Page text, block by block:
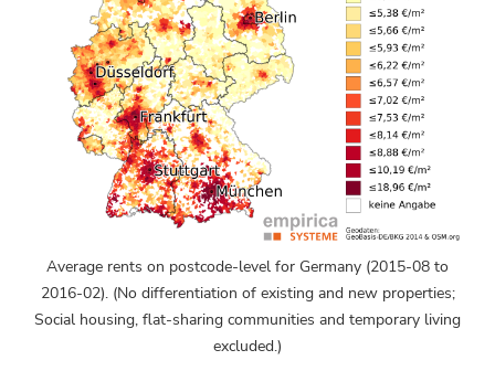
Average rents on postcode-level for Germany (2015-08 to
2016-02). (No differentiation of existing and new properties;
Social housing, flat-sharing communities and temporary living
excluded.)